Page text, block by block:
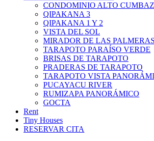
CONDOMINIO ALTO
QIPAKANA 3
QIPAKANA 1 Y 2
VISTA DEL SOL
MIRADOR DE LAS PALMERAS
TARAPOTO PARAÍSO VERDE
BRISAS DE TARAPOTO
PRADERAS DE TARAPOTO
TARAPOTO VISTA
PUCAYACU RIVER
RUMIZAPA PANORÁMICO
GOCTA
Rent
Tiny Houses
RESERVAR CITA